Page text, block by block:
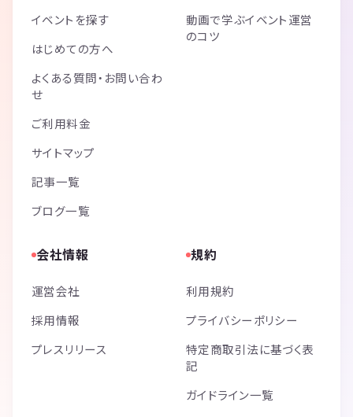
イベントを探す
はじめての方へ
よくある質問・お問い合わ
せ
ご利用料金
サイトマップ
記事一覧
ブログ一覧
動画で学ぶイベント運営
のコツ
会社情報
運営会社
採用情報
プレスリリース
規約
利用規約
プライバシーポリシー
特定商取引法に基づく表
記
ガイドライン一覧